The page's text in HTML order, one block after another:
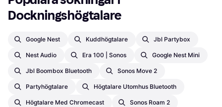
Dockningshögtalare
Google Nest Kuddhögtalare Jbl Partybox
Nest Audio Era 100 | Sonos Google Nest Mini
Jbl Boombox Bluetooth Sonos Move 2
Partyhögtalare Högtalare Utomhus Bluetooth
Högtalare Med Chromecast Sonos Roam 2